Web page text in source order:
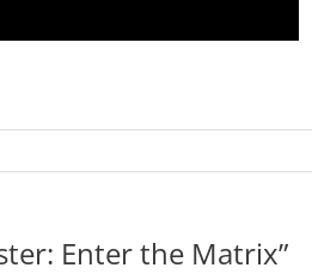
Enter the Matrix”